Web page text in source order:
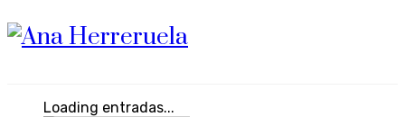
Loading entradas...